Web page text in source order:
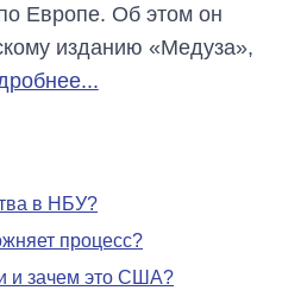
Европе. Об этом он
изданию «Медуза»,
в НБУ?
процесс?
и зачем это США?